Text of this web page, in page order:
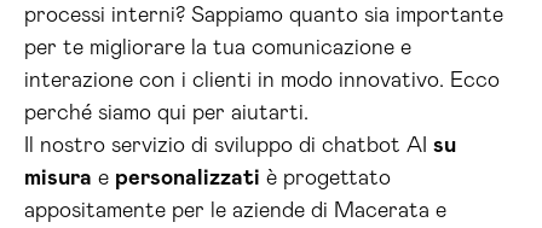
processi interni? Sappiamo quanto sia importante
per te migliorare la tua comunicazione e
interazione con i clienti in modo innovativo. Ecco
perché siamo qui per aiutarti.
Il nostro servizio di sviluppo di chatbot AI su
misura e personalizzati è progettato
appositamente per le aziende di Macerata e